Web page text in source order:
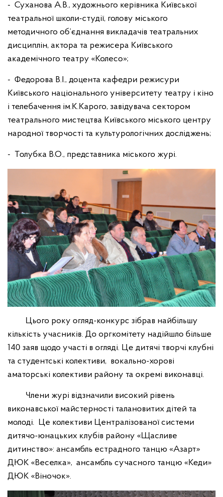
- Суханова А.В., художнього керівника Київської
театральної школи-студії, голову міського
методичного об’єднання викладачів театральних
дисциплін, актора та режисера Київського
академічного театру «Колесо»;
- Федорова В.І., доцента кафедри режисури
Київського національного університету театру і кіно
і телебачення ім.К.Карого, завідувача сектором
театрального мистецтва Київського міського центру
народної творчості та культурологічних досліджень;
- Толубка В.О., представника міського журі.
Цього року огляд-конкурс зібрав найбільшу
кількість учасників. До оргкомітету надійшло більше
140 заяв щодо участі в огляді. Це дитячі творчі клубні
та студентські колективи, вокально-хорові
аматорські колективи району та окремі виконавці.
Члени журі відзначили високий рівень
виконавської майстерності талановитих дітей та
молоді. Це колективи Централізованої системи
дитячо-юнацьких клубів району «Щасливе
дитинство»: ансамбль естрадного танцю «Азарт»
ДЮК «Веселка», ансамбль сучасного танцю «Кеди»
ДЮК «Віночок».